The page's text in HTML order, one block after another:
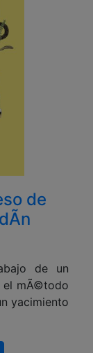
de
de un
el mÃ©todo
yacimiento